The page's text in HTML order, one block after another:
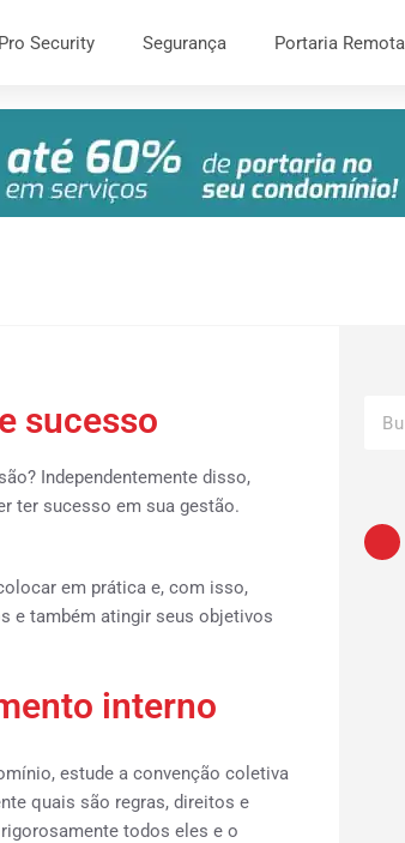
Pro Security Segurança Portaria Remota
sucesso
Independentemente disso,
ter sucesso em sua gestão.
em prática e, com isso,
e também atingir seus objetivos
interno
estude a convenção coletiva
quais são regras, direitos e
todos eles e o